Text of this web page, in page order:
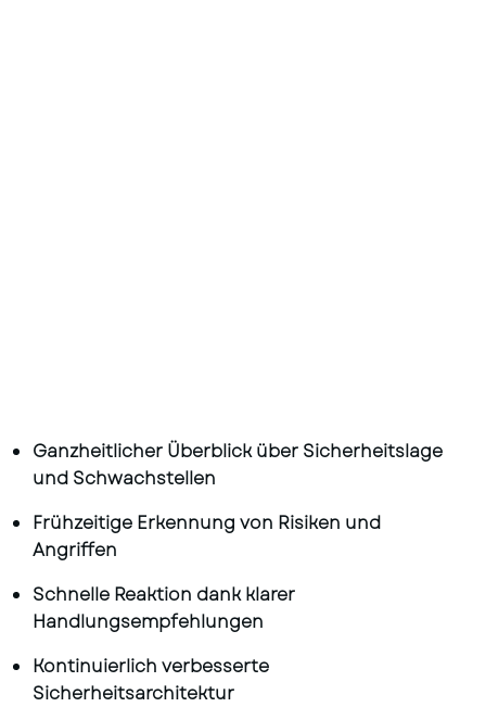
Ganzheitlicher Überblick über Sicherheitslage
und Schwachstellen
Frühzeitige Erkennung von Risiken und
Angriffen
Schnelle Reaktion dank klarer
Handlungsempfehlungen
Kontinuierlich verbesserte
Sicherheitsarchitektur